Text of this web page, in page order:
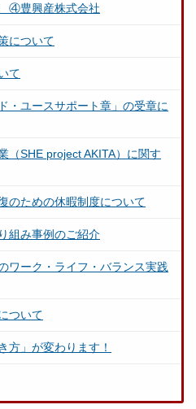
④豊興産株式会社
について
て
・ユースサポート章」の受章に
（SHE project AKITA）に関す
のための休暇制度について
組み事例のご紹介
ワーク・ライフ・バランス実践
ついて
」が変わります！